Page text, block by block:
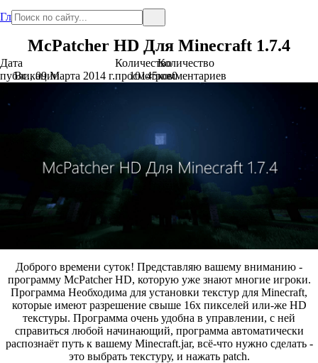
Главная
McPatcher HD Для Minecraft 1.7.4
Дата
публикации
Вс., 09 Марта 2014 г.
Количество
просмотров
10145
Количество
комментариев
0
Доброго времени суток! Представляю вашему вниманию -
программу McPatcher HD, которую уже знают многие игроки.
Программа Необходима для установки текстур для Minecraft,
которые имеют разрешение свыше 16х пикселей или-же HD
текстуры. Программа очень удобна в управлении, с ней
справиться любой начинающий, программа автоматически
распознаёт путь к вашему Minecraft.jar, всё-что нужно сделать -
это выбрать текстуру, и нажать patch.